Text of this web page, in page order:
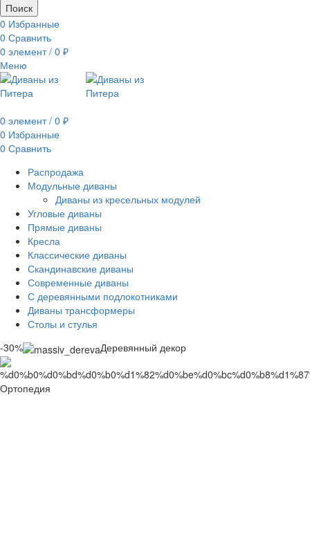
Поиск
0 Избранные
0 Сравнить
0 элемент / 0 ₽
Меню
0 элемент / 0 ₽
0 Избранные
0 Сравнить
Распродажа
Модульные диваны
Диваны из кресельных модулей
Угловые диваны
Прямые диваны
Кресла
Классические диваны
Скандинавские диваны
Современные диваны
С деревянными подлокотниками
Диваны трансформеры
Столы и стулья
-30%
Деревянный декор
Ортопедия